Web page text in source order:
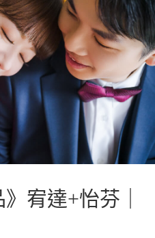
宥達+怡芬｜